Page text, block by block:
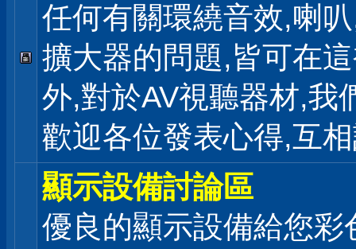
任何有關環繞音效,喇
擴大器的問題,皆可在
外,對於AV視聽器材,我
歡迎各位發表心得,互
顯示設備討論區
優良的顯示設備給您彩